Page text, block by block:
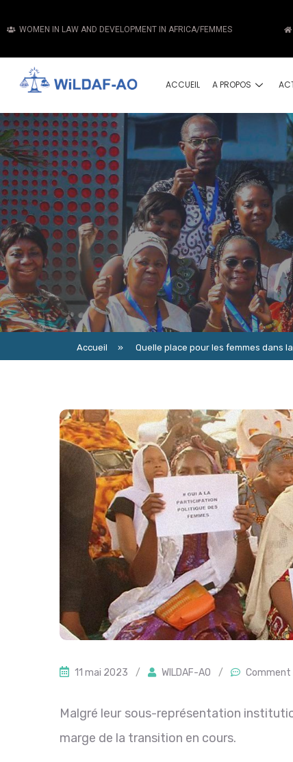
WOMEN IN LAW AND DEVELOPMENT IN AFRICA/FEMMES
ACCUEIL A PROPOS
Accueil » Quelle place pour les femmes dans
11 mai 2023 / WILDAF-AO / Comment
Malgré leur sous-représentation
marge de la transition en cours.